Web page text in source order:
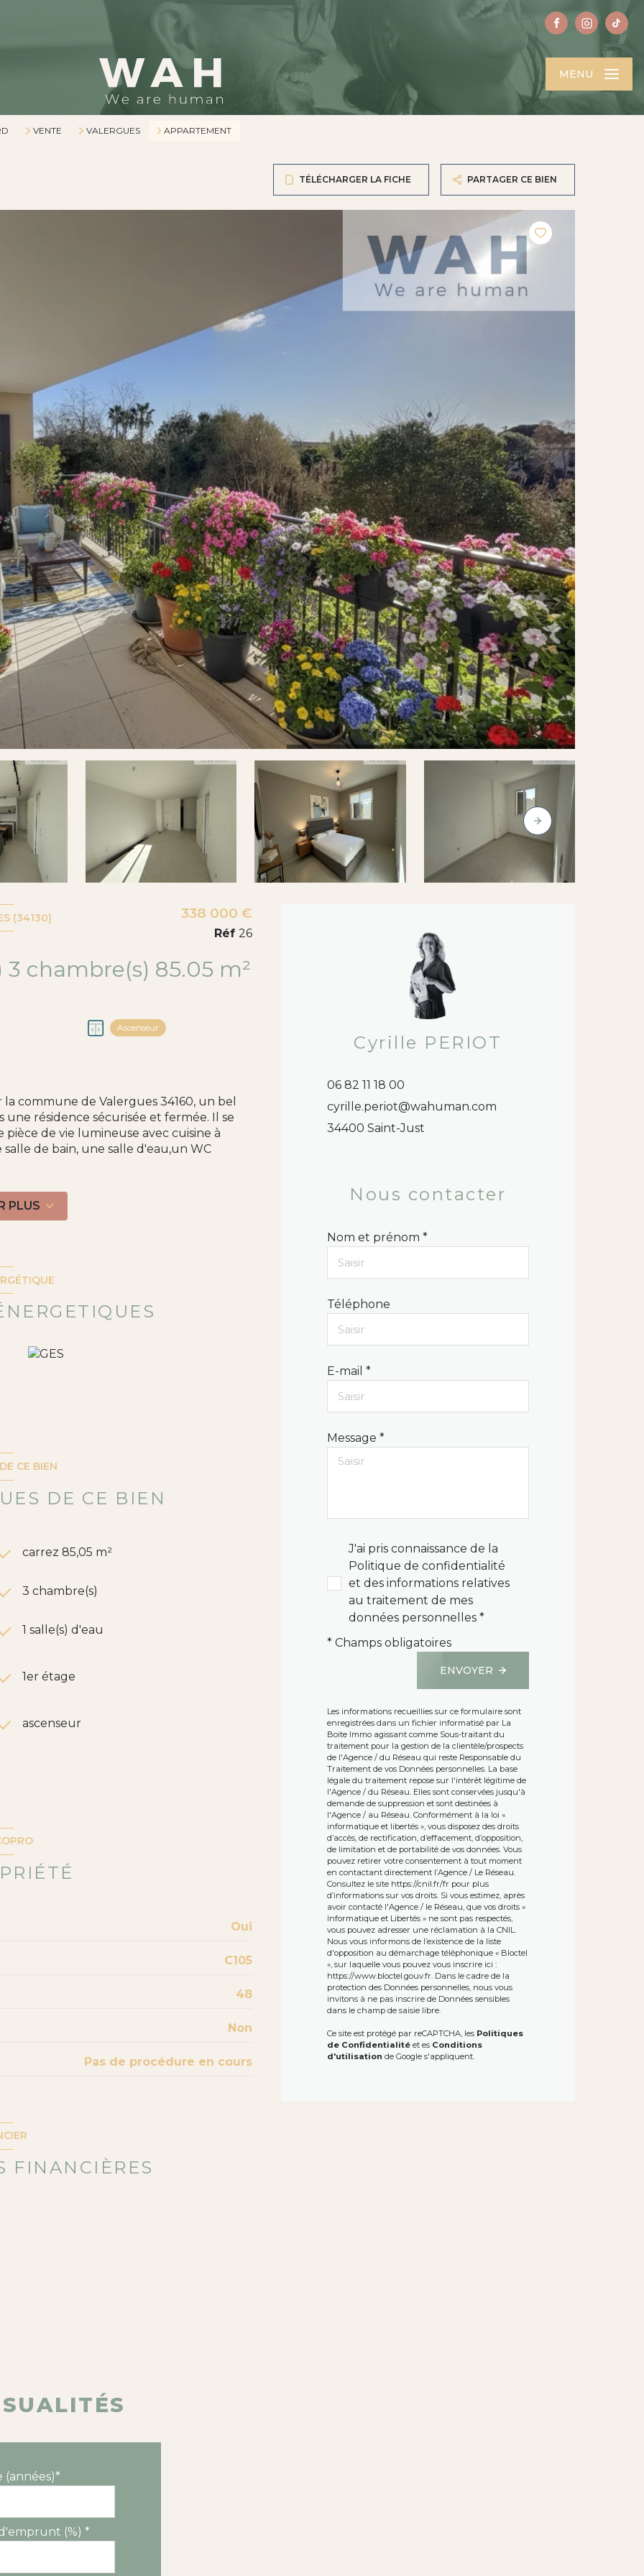
MENU
VENTE VALERGUES APPARTEMENT
TÉLÉCHARGER LA FICHE PARTAGER CE BIEN
(34130)
Appartement 4 pièce(s) 3 chambre(s) 85.05 m²
Ascenseur
338 000 €
Réf 26
commune de Valergues 34160, un bel
résidence sécurisée et fermée. Il se
de vie lumineuse avec cuisine à
de bain, une salle d'eau,un WC
pour l'organisation de la visite, la
demandée. Retrouvez toutes nos
commercial RSAC Montpellier sous le
PLUS
CE BIEN
DE CE BIEN
carrez 85,05 m²
3 chambre(s)
1 salle(s) d'eau
1er étage
ascenseur
Oui
C105
48
Non
Pas de procédure en cours
FINANCIÈRES
Cyrille PERIOT
06 82 11 18 00
cyrille.periot@wahuman.com
34400 Saint-Just
Nous contacter
Nom et prénom *
Téléphone
E-mail *
Message *
J'ai pris connaissance de la
Politique de confidentialité
et des informations relatives
au traitement de mes
données personnelles *
* Champs obligatoires
ENVOYER
Les informations recueillies sur ce formulaire sont
enregistrées dans un fichier informatisé par La
Boite Immo agissant comme Sous-traitant du
traitement pour la gestion de la clientèle/prospects
de l'Agence / du Réseau qui reste Responsable du
Traitement de vos Données personnelles. La base
légale du traitement repose sur l'intérêt légitime de
l'Agence / du Réseau. Elles sont conservées jusqu'à
demande de suppression et sont destinées à
l'Agence / au Réseau. Conformément à la loi «
informatique et libertés », vous disposez des droits
d’accès, de rectification, d’effacement, d’opposition,
de limitation et de portabilité de vos données. Vous
pouvez retirer votre consentement à tout moment
en contactant directement l’Agence / Le Réseau.
Consultez le site https://cnil.fr/fr pour plus
d’informations sur vos droits. Si vous estimez, après
avoir contacté l'Agence / le Réseau, que vos droits «
Informatique et Libertés » ne sont pas respectés,
vous pouvez adresser une réclamation à la CNIL.
Nous vous informons de l’existence de la liste
d'opposition au démarchage téléphonique « Bloctel
», sur laquelle vous pouvez vous inscrire ici :
https://www.bloctel.gouv.fr. Dans le cadre de la
protection des Données personnelles, nous vous
invitons à ne pas inscrire de Données sensibles
dans le champ de saisie libre.
Ce site est protégé par reCAPTCHA, les Politiques
de Confidentialitéet es Conditions
d'utilisation de Google s'appliquent.
(années)*
(%) *